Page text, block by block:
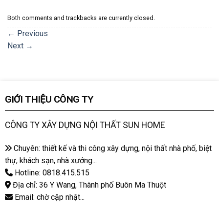
Both comments and trackbacks are currently closed.
← Previous
Next →
GIỚI THIỆU CÔNG TY
CÔNG TY XÂY DỰNG NỘI THẤT SUN HOME
Chuyên: thiết kế và thi công xây dựng, nội thất nhà phố, biệt
thự, khách sạn, nhà xưởng...
Hotline: 0818.415.515
Địa chỉ: 36 Y Wang, Thành phố Buôn Ma Thuột
Email: chờ cập nhật...